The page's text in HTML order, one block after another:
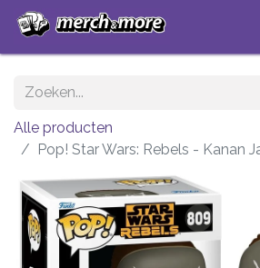
Alle producten
Pop! Star Wars: Rebels - Kanan